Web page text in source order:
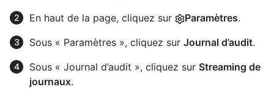
En haut de la page, cliquez sur
Paramètres.
Sous « Paramètres », cliquez sur Journal d’audit.
Sous « Journal d’audit », cliquez sur Streaming de
journaux.